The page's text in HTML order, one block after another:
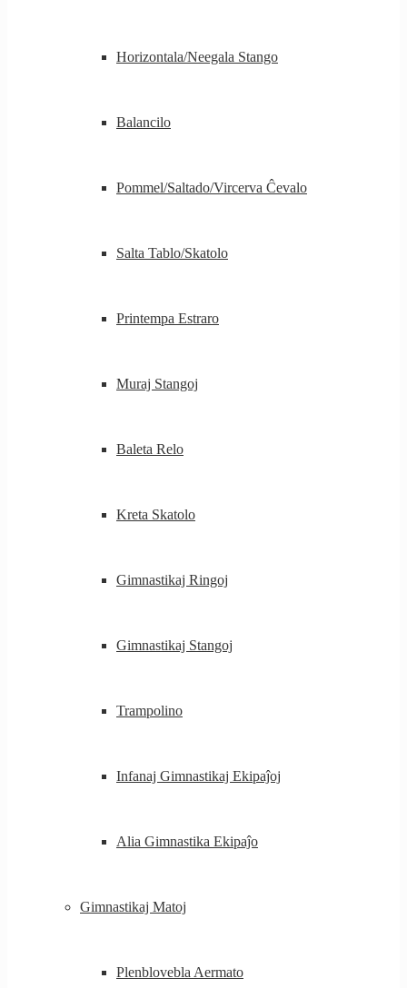
Horizontala/Neegala Stango
Balancilo
Pommel/Saltado/Vircerva Ĉevalo
Salta Tablo/Skatolo
Printempa Estraro
Muraj Stangoj
Baleta Relo
Kreta Skatolo
Gimnastikaj Ringoj
Gimnastikaj Stangoj
Trampolino
Infanaj Gimnastikaj Ekipaĵoj
Alia Gimnastika Ekipaĵo
Gimnastikaj Matoj
Plenblovebla Aermato